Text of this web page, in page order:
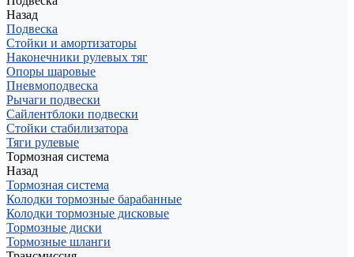
Назад
Подвеска
Стойки и амортизаторы
Наконечники рулевых тяг
Опоры шаровые
Пневмоподвеска
Рычаги подвески
Сайлентблоки подвески
Стойки стабилизатора
Тяги рулевые
Тормозная система
Назад
Тормозная система
Колодки тормозные барабанные
Колодки тормозные дисковые
Тормозные диски
Тормозные шланги